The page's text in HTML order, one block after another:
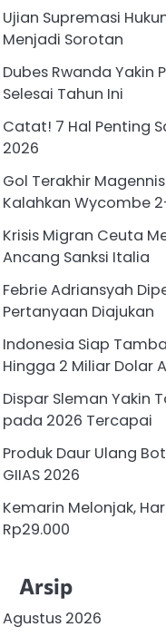
Ujian Supremasi
Menjadi Sorotan
Dubes Rwanda Yakin
Selesai Tahun Ini
Catat! 7 Hal Penting
2026
Gol Terakhir
Kalahkan Wycombe
Krisis Migran Ceuta
Ancang Sanksi Italia
Febrie Adriansyah
Pertanyaan Diajukan
Indonesia Siap
Hingga 2 Miliar Dolar
Dispar Sleman Yakin
pada 2026 Tercapai
Produk Daur Ulang
GIIAS 2026
Kemarin Melonjak,
Rp29.000
Arsip
Agustus 2026